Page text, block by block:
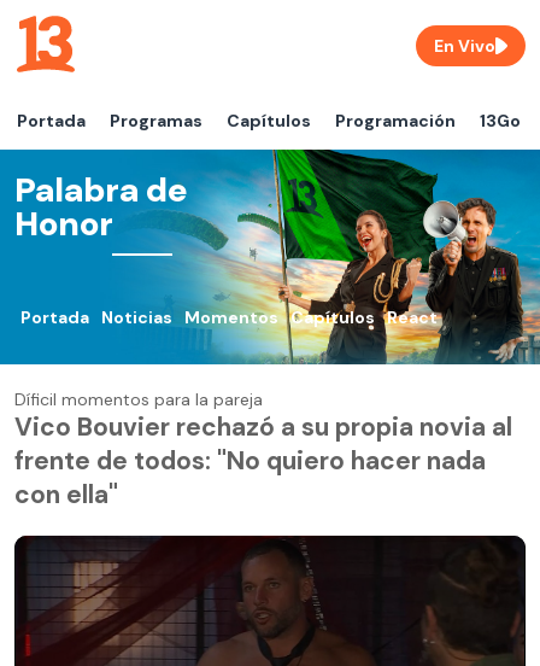
Portada Programas Capítulos Programación 13Go
En Vivo
Palabra de
Honor
Portada Noticias Momentos Capítulos React
Díficil momentos para la pareja
Vico Bouvier rechazó a su propia novia al
frente de todos: "No quiero hacer nada
con ella"